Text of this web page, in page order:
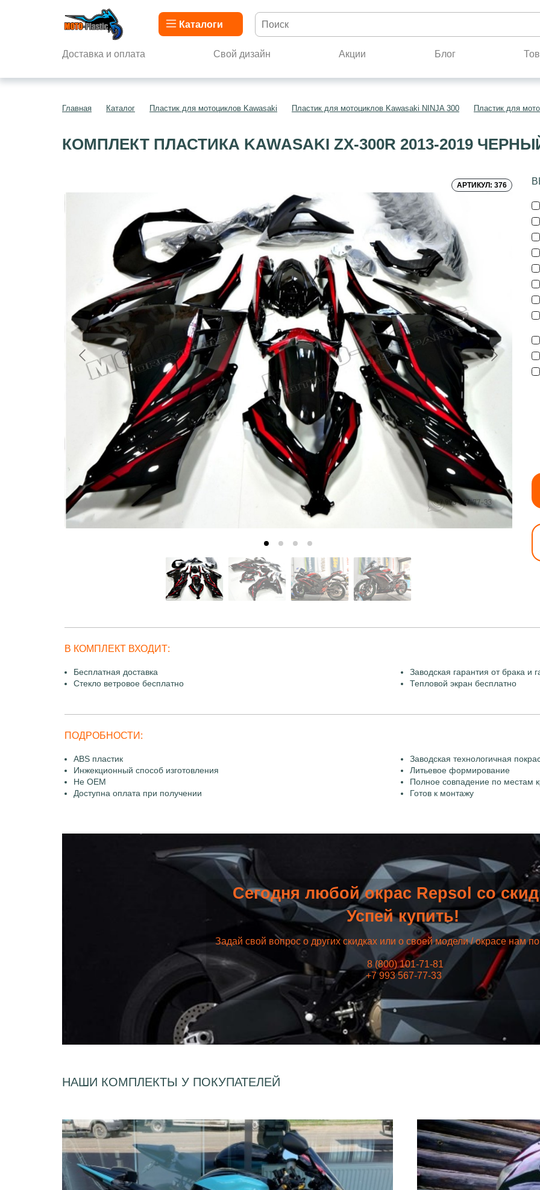
Каталоги
Доставка и оплата Свой дизайн Акции Блог
Главная Каталог Пластик для мотоциклов Kawasaki Пластик для мотоциклов Kawasaki NINJA 300 Пластик для
КОМПЛЕКТ ПЛАСТИКА KAWASAKI ZX-300R 2013-2019
АРТИКУЛ: 376
В КОМПЛЕКТ ВХОДИТ:
Бесплатная доставка
Заводская гарантия от брака и
Стекло ветровое бесплатно
Тепловой экран бесплатно
ПОДРОБНОСТИ:
ABS пластик
Заводская технологичная
Инжекционный способ изготовления
Литьевое формирование
Не OEM
Полное совпадение по местам
Доступна оплата при получении
Готов к монтажу
Сегодня любой окрас Repsol со
Успей купить!
Задай свой вопрос о других скидках или о своей модели / окрасе нам
8 (800) 101-71-81
+7 993 567-77-33
НАШИ КОМПЛЕКТЫ У ПОКУПАТЕЛЕЙ